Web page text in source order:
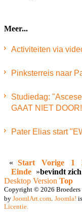
Meer...
Activiteiten via
Pinksterreis naar
Studiedag:
GAAT NIET DOOR!
Pater Elias start
« Start Vorige 1
Einde »bevindt
Desktop Version Top
Copyright © 2026 Broeders
by JoomlArt.com Joomla!
Licentie.